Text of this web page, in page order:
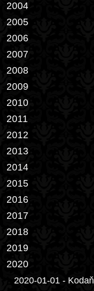
2004
2005
2006
2007
2008
2009
2010
2011
2012
2013
2014
2015
2016
2017
2018
2019
2020
2020-01-01 - Kodaň